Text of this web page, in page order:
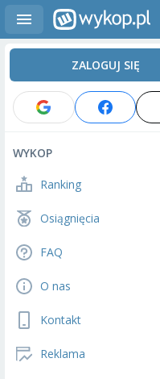
ZALOGUJ SIĘ
WYKOP
Ranking
Osiągnięcia
FAQ
O nas
Kontakt
Reklama